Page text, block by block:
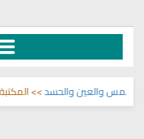
والعين والحسد>> المكتبة